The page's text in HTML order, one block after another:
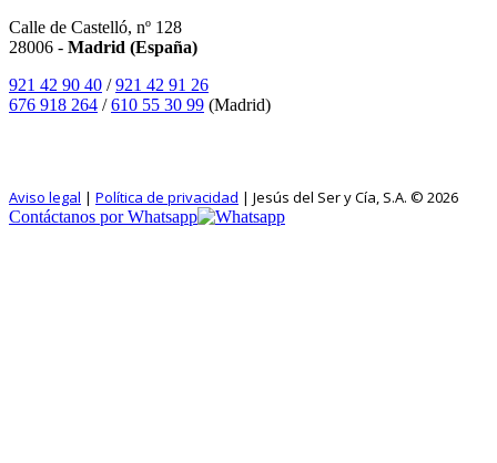
Calle de Castelló, nº 128
28006 - Madrid (España)
921 42 90 40 /921 42 91 26
676 918 264 /610 55 30 99 (Madrid)
Aviso legal | Política de privacidad | Jesús del Ser y Cía, S.A. © 2026
Contáctanos por Whatsapp